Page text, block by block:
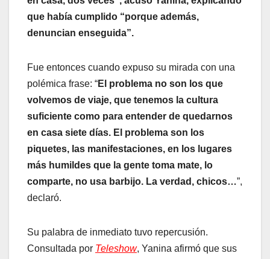
que había cumplido “porque además,
denuncian enseguida”.
Fue entonces cuando expuso su mirada con una
polémica frase: “El problema no son los que
volvemos de viaje, que tenemos la cultura
suficiente como para entender de quedarnos
en casa siete días. El problema son los
piquetes, las manifestaciones, en los lugares
más humildes que la gente toma mate, lo
comparte, no usa barbijo. La verdad, chicos…”,
declaró.
Su palabra de inmediato tuvo repercusión.
Consultada por Teleshow, Yanina afirmó que sus